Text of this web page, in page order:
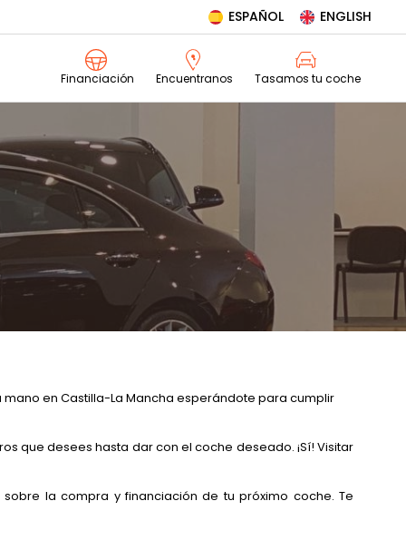
ESPAÑOL ENGLISH
Financiación Encuentranos Tasamos tu coche
en Castilla-La Mancha esperándote para cumplir
que desees hasta dar con el coche deseado. ¡Sí! Visitar
la compra y financiación de tu próximo coche. Te